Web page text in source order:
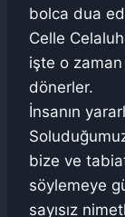
bolca dua
Celle
işte o
dönerler.
İnsanın
bize ve
söylemeye
sayısız